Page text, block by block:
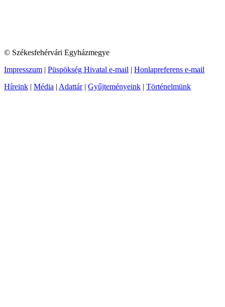
© Székesfehérvári Egyházmegye
Impresszum | Püspökség Hivatal e-mail | Honlapreferens e-mail
Híreink | Média | Adattár| Gyűjteményeink | Történelmünk